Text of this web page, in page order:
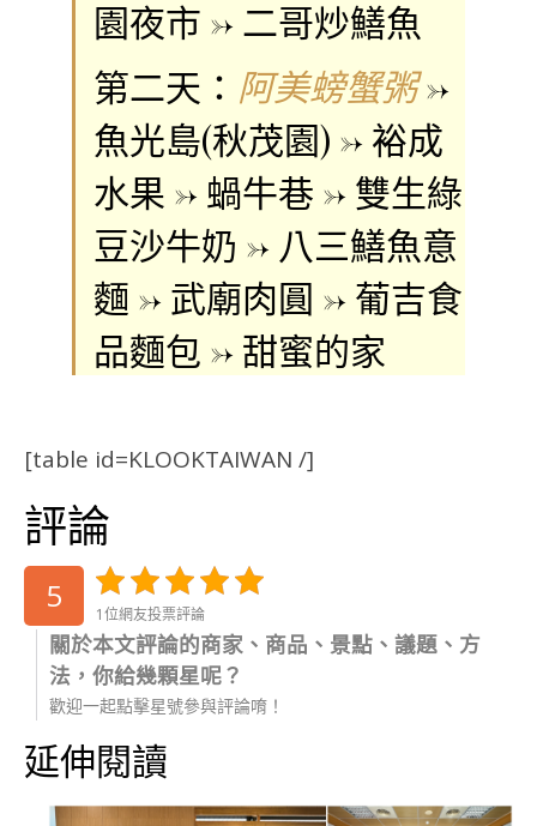
園夜市 -> 二哥炒鱔魚
第二天： 阿美螃蟹粥->
魚光島(秋茂園) -> 裕成
水果 -> 蝸牛巷 -> 雙生綠
豆沙牛奶 -> 八三鱔魚意
麵 -> 武廟肉圓 -> 葡吉食
品麵包 -> 甜蜜的家
[table id=KLOOKTAIWAN /]
評論
5 1位網友投票評論
關於本文評論的商家、商品、景點、議題、方
法，你給幾顆星呢？
歡迎一起點擊星號參與評論唷！
延伸閱讀